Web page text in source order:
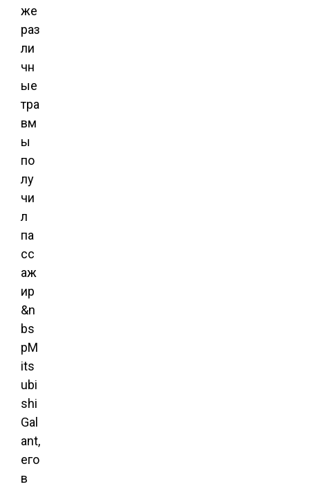
же
раз
ли
чн
ые
тра
вм
ы
по
лу
чи
л
па
сс
аж
ир
&n
bs
pM
its
ubi
shi
Gal
ant,
его
в